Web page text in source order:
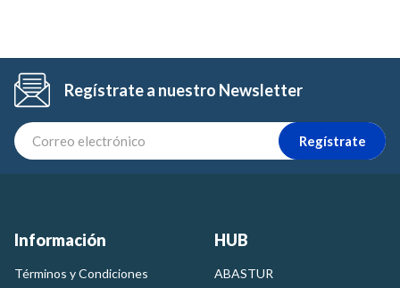
Regístrate a nuestro Newsletter
Regístrate
Información
Términos y Condiciones
HUB
ABASTUR